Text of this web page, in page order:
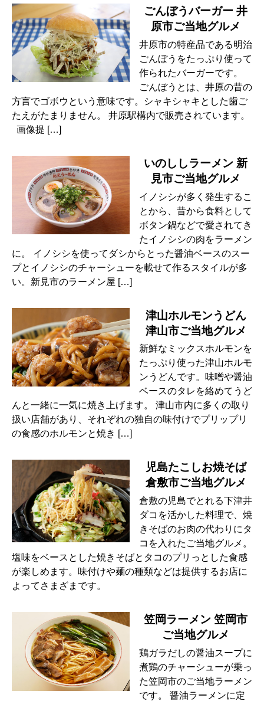
ごんぼうバーガー 井
原市ご当地グルメ
井原市の特産品である明治
ごんぼうをたっぷり使って
作られたバーガーです。
ごんぼうとは、井原の昔の
方言でゴボウという意味です。シャキシャキとした歯ご
たえがたまりません。 井原駅構内で販売されています。
画像提 […]
いのししラーメン 新
見市ご当地グルメ
イノシシが多く発生するこ
とから、昔から食料として
ボタン鍋などで愛されてき
たイノシシの肉をラーメン
に。 イノシシを使ってダシからとった醤油ベースのスー
プとイノシシのチャーシューを載せて作るスタイルが多
い。新見市のラーメン屋 […]
津山ホルモンうどん
津山市ご当地グルメ
新鮮なミックスホルモンを
たっぷり使った津山ホルモ
ンうどんです。味噌や醤油
ベースのタレを絡めてうど
んと一緒に一気に焼き上げます。 津山市内に多くの取り
扱い店舗があり、それぞれの独自の味付けでプリップリ
の食感のホルモンと焼き […]
児島たこしお焼そば
倉敷市ご当地グルメ
倉敷の児島でとれる下津井
ダコを活かした料理で、焼
きそばのお肉の代わりにタ
コを入れたご当地グルメ。
塩味をベースとした焼きそばとタコのプリっとした食感
が楽しめます。味付けや麺の種類などは提供するお店に
よってさまざまです。
笠岡ラーメン 笠岡市
ご当地グルメ
鶏ガラだしの醤油スープに
煮鶏のチャーシューが乗っ
た笠岡市のご当地ラーメン
です。 醤油ラーメンに定